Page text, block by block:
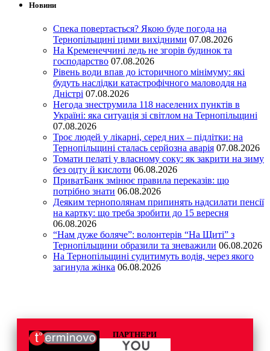
Новини
Спека повертається? Якою буде погода на
Тернопільщині цими вихідними 07.08.2026
На Кременеччині ледь не згорів будинок та
господарство 07.08.2026
Рівень води впав до історичного мінімуму: які
будуть наслідки катастрофічного маловоддя на
Дністрі 07.08.2026
Негода знеструмила 118 населених пунктів в
Україні: яка ситуація зі світлом на Тернопільщині
07.08.2026
Троє людей у лікарні, серед них – підлітки: на
Тернопільщині сталась серйозна аварія 07.08.2026
Томати пелаті у власному соку: як закрити на зиму
без оцту й кислоти 06.08.2026
ПриватБанк змінює правила переказів: що
потрібно знати 06.08.2026
Деяким тернополянам припинять надсилати пенсії
на картку: що треба зробити до 15 вересня
06.08.2026
“Нам дуже боляче”: волонтерів “На Щиті” з
Тернопільщини образили та зневажили 06.08.2026
На Тернопільщині судитимуть водія, через якого
загинула жінка 06.08.2026
ПАРТНЕРИ